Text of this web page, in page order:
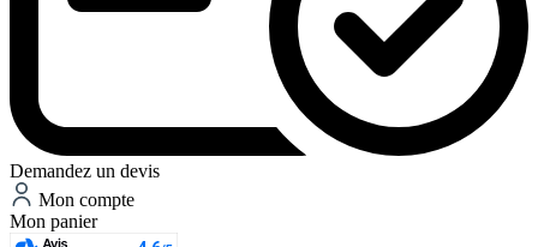
Demandez un devis
Mon compte
Mon panier